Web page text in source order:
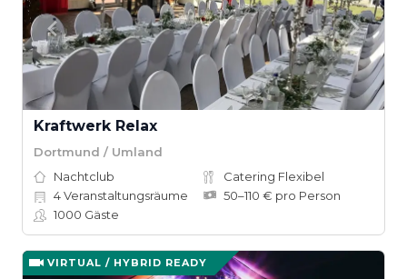
Kraftwerk Relax
Dortmund / Umland
Nachtclub
Catering Flexibel
4Veranstaltungsräume
50–110 € pro Person
1000 Gäste
VIRTUAL / HYBRID READY